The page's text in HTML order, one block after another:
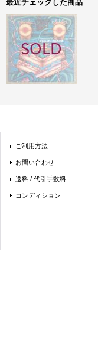
最近チェックした商品
ご利用方法
お問い合わせ
送料 / 代引手数料
コンディション